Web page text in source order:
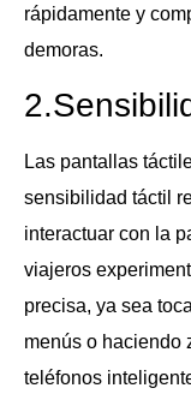
rápidamente y
demoras.
Las pantallas
sensibilidad táctil
interactuar con la
viajeros
precisa, ya sea
menús o haciendo
teléfonos